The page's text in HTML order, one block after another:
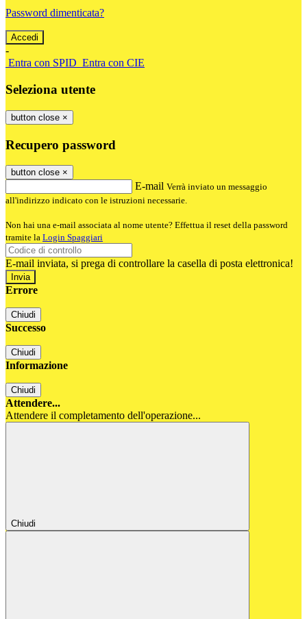
Password dimenticata?
-
Entra con SPID Entra con CIE
Seleziona utente
button close ×
Recupero password
button close ×
E-mail Verrà inviato un messaggio
all'indirizzo indicato con le istruzioni necessarie.
Non hai una e-mail associata al nome utente? Effettua il reset della password
tramite la Login Spaggiari
E-mail inviata, si prega di controllare la casella di posta elettronica!
Errore
Chiudi
Successo
Chiudi
Informazione
Chiudi
Attendere...
Attendere il completamento dell'operazione...
Chiudi